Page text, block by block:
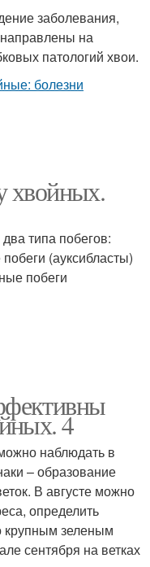
заболевания,
на
патологий хвои.
хвойных.
типа побегов:
(ауксибласты)
побеги
4
наблюдать в
– образование
В августе можно
определить
крупным зеленым
сентября на ветках